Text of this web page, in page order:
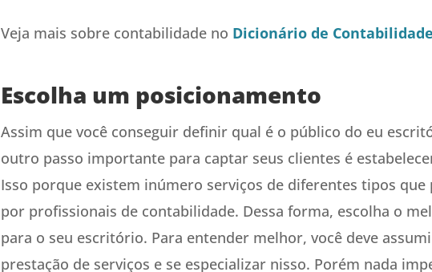
Veja mais sobre contabilidade no Dicionário de
Escolha um posicionamento
Assim que você conseguir definir qual é o público do eu
outro passo importante para captar seus clientes é
Isso porque existem inúmero serviços de diferentes tipos que
por profissionais de contabilidade. Dessa forma, escolha o
para o seu escritório. Para entender melhor, você deve
prestação de serviços e se especializar nisso. Porém nada